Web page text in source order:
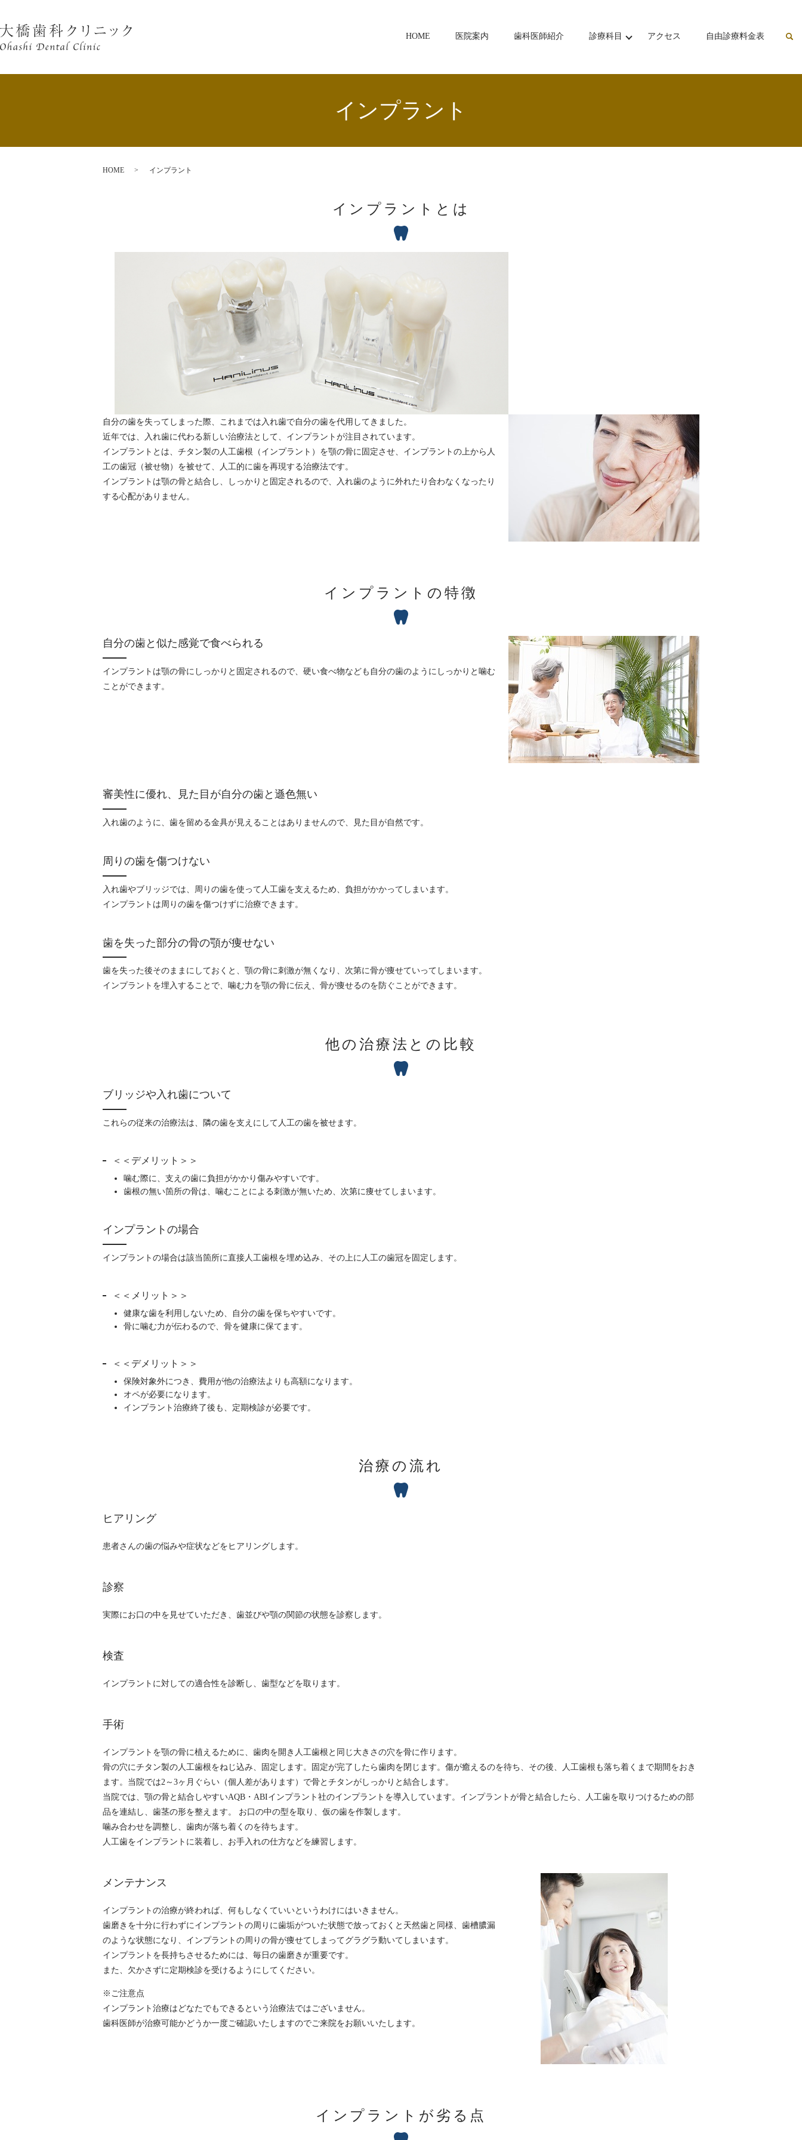
HOME 医院案内 歯科医師紹介 診療科目 アクセス 自由診療料金表
インプラント
HOME インプラント
インプラントとは
自分の歯を失ってしまった際、これまでは入れ歯で自分の歯を代用してきました。
近年では、入れ歯に代わる新しい治療法として、インプラントが注目されています。
インプラントとは、チタン製の人工歯根（インプラント）を顎の骨に固定させ、インプラントの上から人
工の歯冠（被せ物）を被せて、人工的に歯を再現する治療法です。
インプラントは顎の骨と結合し、しっかりと固定されるので、入れ歯のように外れたり合わなくなったり
する心配がありません。
インプラントの特徴
自分の歯と似た感覚で食べられる
インプラントは顎の骨にしっかりと固定されるので、硬い食べ物なども自分の歯のようにしっかりと噛む
ことができます。
審美性に優れ、見た目が自分の歯と遜色無い
入れ歯のように、歯を留める金具が見えることはありませんので、見た目が自然です。
周りの歯を傷つけない
入れ歯やブリッジでは、周りの歯を使って人工歯を支えるため、負担がかかってしまいます。
インプラントは周りの歯を傷つけずに治療できます。
歯を失った部分の骨の顎が痩せない
歯を失った後そのままにしておくと、顎の骨に刺激が無くなり、次第に骨が痩せていってしまいます。
インプラントを埋入することで、噛む力を顎の骨に伝え、骨が痩せるのを防ぐことができます。
他の治療法との比較
ブリッジや入れ歯について
これらの従来の治療法は、隣の歯を支えにして人工の歯を被せます。
＜＜デメリット＞＞
噛む際に、支えの歯に負担がかかり傷みやすいです。
歯根の無い箇所の骨は、噛むことによる刺激が無いため、次第に痩せてしまいます。
インプラントの場合
インプラントの場合は該当箇所に直接人工歯根を埋め込み、その上に人工の歯冠を固定します。
＜＜メリット＞＞
健康な歯を利用しないため、自分の歯を保ちやすいです。
骨に噛む力が伝わるので、骨を健康に保てます。
＜＜デメリット＞＞
保険対象外につき、費用が他の治療法よりも高額になります。
オペが必要になります。
インプラント治療終了後も、定期検診が必要です。
治療の流れ
ヒアリング
患者さんの歯の悩みや症状などをヒアリングします。
診察
実際にお口の中を見せていただき、歯並びや顎の関節の状態を診察します。
検査
インプラントに対しての適合性を診断し、歯型などを取ります。
手術
インプラントを顎の骨に植えるために、歯肉を開き人工歯根と同じ大きさの穴を骨に作ります。
骨の穴にチタン製の人工歯根をねじ込み、固定します。固定が完了したら歯肉を閉じます。傷が癒えるのを待ち、その後、人工歯根も落ち着くまで期間をおき
ます。当院では2～3ヶ月ぐらい（個人差があります）で骨とチタンがしっかりと結合します。
当院では、顎の骨と結合しやすいAQB・ABIインプラント社のインプラントを導入しています。インプラントが骨と結合したら、人工歯を取りつけるための部
品を連結し、歯茎の形を整えます。 お口の中の型を取り、仮の歯を作製します。
噛み合わせを調整し、歯肉が落ち着くのを待ちます。
人工歯をインプラントに装着し、お手入れの仕方などを練習します。
メンテナンス
インプラントの治療が終われば、何もしなくていいというわけにはいきません。
歯磨きを十分に行わずにインプラントの周りに歯垢がついた状態で放っておくと天然歯と同様、歯槽膿漏
のような状態になり、インプラントの周りの骨が痩せてしまってグラグラ動いてしまいます。
インプラントを長持ちさせるためには、毎日の歯磨きが重要です。
また、欠かさずに定期検診を受けるようにしてください。
※ご注意点
インプラント治療はどなたでもできるという治療法ではございません。
歯科医師が治療可能かどうか一度ご確認いたしますのでご来院をお願いいたします。
インプラントが劣る点